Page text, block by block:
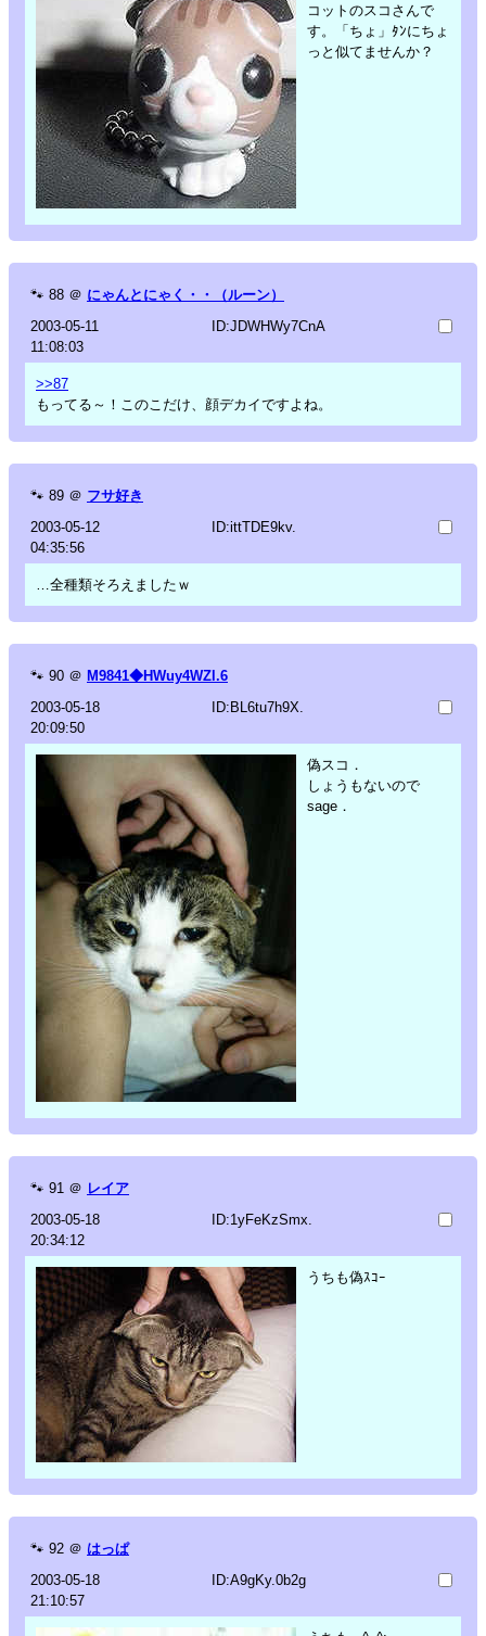
コットのスコさんで
す。「ちょ」ﾀﾝにちょ
っと似てませんか？
🐾 88 ＠ にゃんとにゃく・・（ルーン）
2003-05-11
11:08:03
ID:JDWHWy7CnA
>>87
もってる～！このこだけ、顔デカイですよね。
🐾 89 ＠ フサ好き
2003-05-12
04:35:56
ID:ittTDE9kv.
…全種類そろえましたｗ
🐾 90 ＠ M9841◆HWuy4WZl.6
2003-05-18
20:09:50
ID:BL6tu7h9X.
偽スコ．
しょうもないので
sage．
🐾 91 ＠ レイア
2003-05-18
20:34:12
ID:1yFeKzSmx.
うちも偽ｽｺｰ
🐾 92 ＠ はっぱ
2003-05-18
21:10:57
ID:A9gKy.0b2g